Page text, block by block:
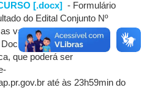
[.docx]
- Formulário
do Edital Conjunto Nº
vagas do curso de
Educação
que poderá ser
até às 23h59min do